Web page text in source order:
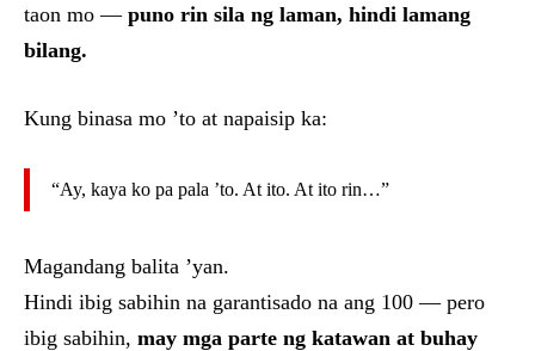
taon mo — puno rin sila ng laman, hindi lamang
bilang.
Kung binasa mo ’to at napaisip ka:
“Ay, kaya ko pa pala ’to. At ito. At ito rin…”
Magandang balita ’yan.
Hindi ibig sabihin na garantisado na ang 100 — pero
ibig sabihin, may mga parte ng katawan at buhay